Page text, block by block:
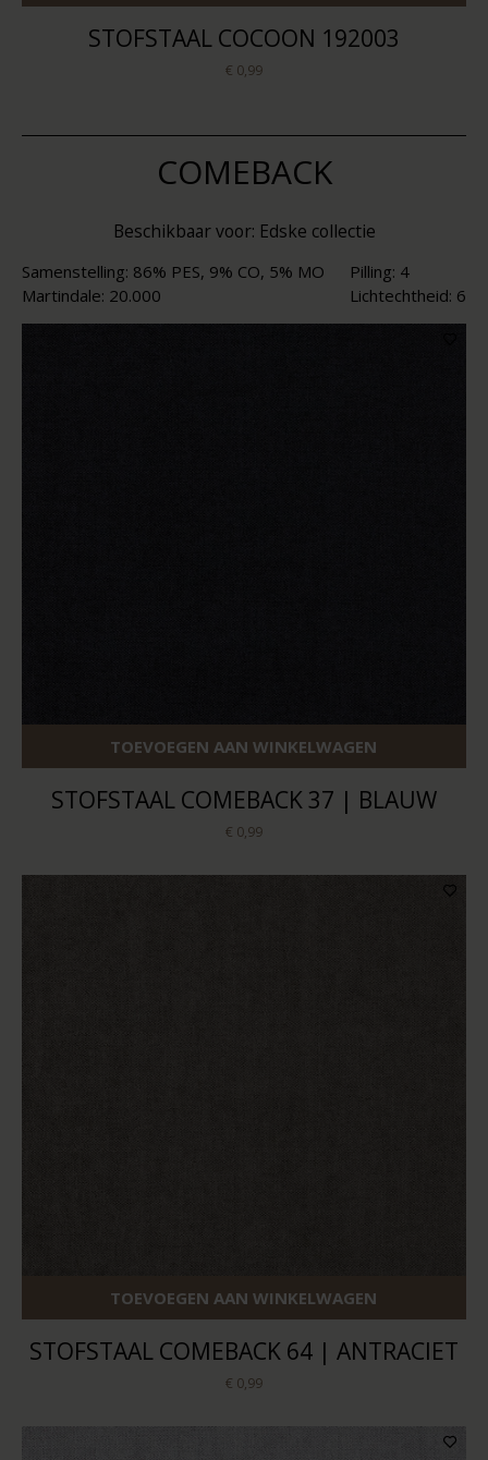
STOFSTAAL COCOON 192003
€ 0,99
COMEBACK
Beschikbaar voor: Edske collectie
Samenstelling: 86% PES, 9% CO, 5% MO
Martindale: 20.000
Pilling: 4
Lichtechtheid: 6
TOEVOEGEN AAN WINKELWAGEN
STOFSTAAL COMEBACK 37 | BLAUW
€ 0,99
TOEVOEGEN AAN WINKELWAGEN
STOFSTAAL COMEBACK 64 | ANTRACIET
€ 0,99